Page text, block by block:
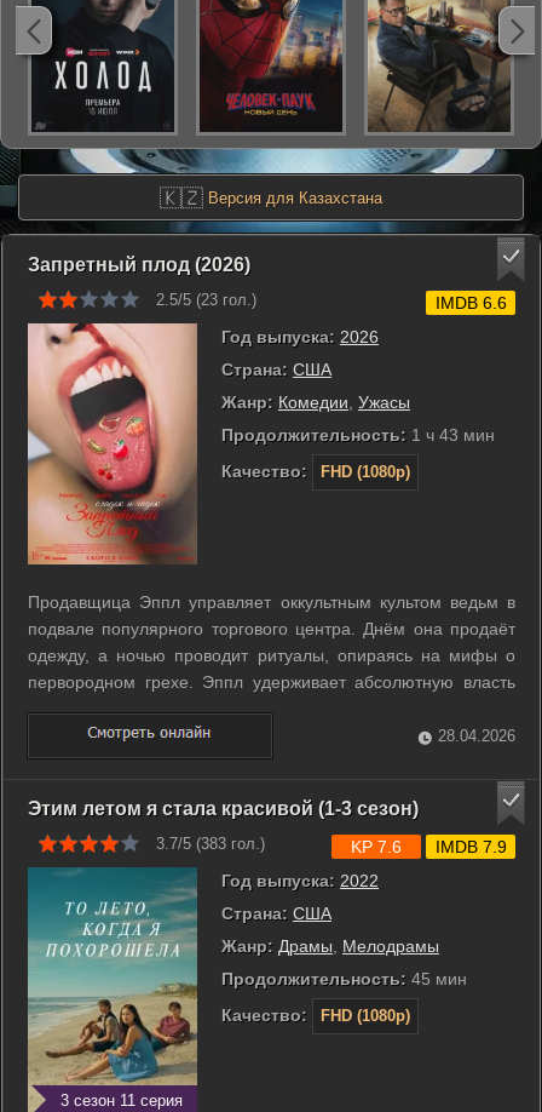
🇰🇿 Версия для Казахстана
Запретный плод (2026)
2.5/5 (23 гол.)
Год выпуска: 2026
Страна: США
Жанр: Комедии Ужасы
Продолжительность: 1 ч 43 мин
Качество:
FHD (1080p)
IMDB 6.6
Продавщица Эппл управляет оккультным культом ведьм в
подвале популярного торгового центра. Днём она продаёт
одежду, а ночью проводит ритуалы, опираясь на мифы о
первородном грехе. Эппл удерживает абсолютную власть
над коллегами при помощи манипуляций и страха. Всё
меняется, когда в магазин устраивается независимая
девушка по имени Пампкин. Она ...
28.04.2026
Этим летом я стала красивой (1-3 сезон)
3.7/5 (383 гол.)
3 сезон 11 серия
Год выпуска: 2022
Страна: США
Жанр: Драмы
Мелодрамы
Продолжительность: 45 мин
Качество:
FHD (1080p)
KP 7.6 IMDB 7.9